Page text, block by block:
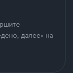
далее» на